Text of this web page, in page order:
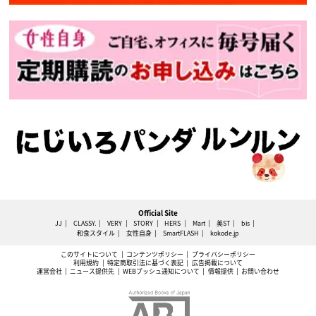
Official Site
JJ CLASSY. VERY STORY HERS Mart 美ST
bis
和食スタイル
女性自身 SmartFLASH kokode.jp
このサイトについて コンテンツポリシー
プライバシーポリシー
利用規約
特定商取引法に基づく表記
広告掲載について
運営会社
ニュース提供先 WEBプッシュ通知について 情報提供 お問い合わせ